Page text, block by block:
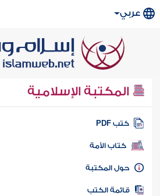
عربي
المكتبة الإسلامية
كتب PDF
كتاب الأمة
المكتبة